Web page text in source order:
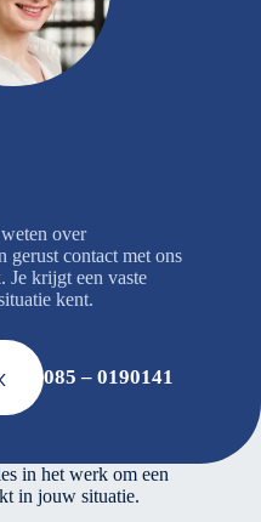
over
gerust contact met ons
Je krijgt een vaste
kent.
085 – 0190141
beheer. Bij ons
in het werk om een
in jouw situatie.